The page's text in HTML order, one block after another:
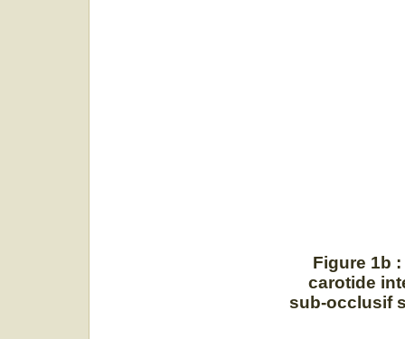
Figure 1b
carotide
sub-occlusif